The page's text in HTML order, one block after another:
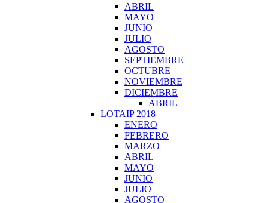
ABRIL
MAYO
JUNIO
JULIO
AGOSTO
SEPTIEMBRE
OCTUBRE
NOVIEMBRE
DICIEMBRE
ABRIL
LOTAIP 2018
ENERO
FEBRERO
MARZO
ABRIL
MAYO
JUNIO
JULIO
AGOSTO